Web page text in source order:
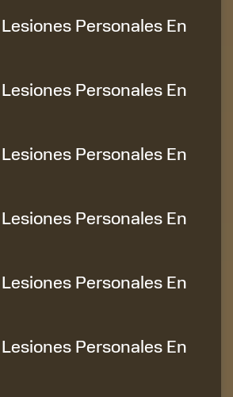
Personales En
Personales En
Personales En
Personales En
Personales En
Personales En